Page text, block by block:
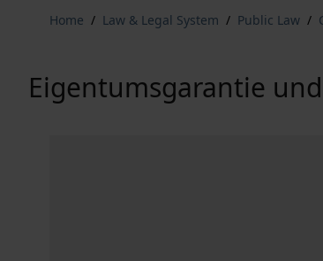
Home / Law & Legal System / Public Law /
Eigentumsgarantie